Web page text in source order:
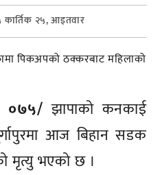
२५, आइतवार
०७५/ झापाको कनकाई
आज बिहान सडक
मृत्यु भएको छ ।